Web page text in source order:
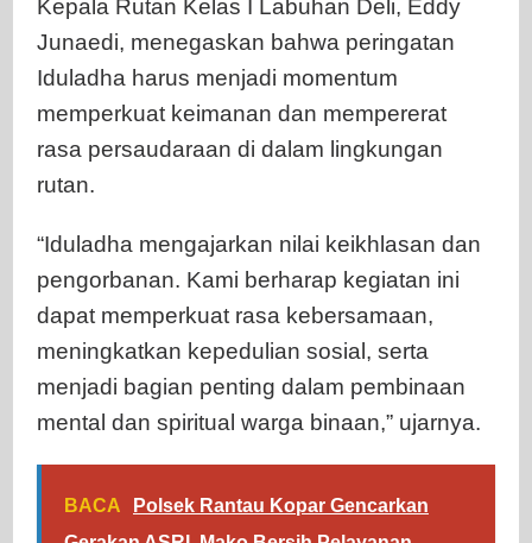
Kepala Rutan Kelas I Labuhan Deli, Eddy
Junaedi, menegaskan bahwa peringatan
Iduladha harus menjadi momentum
memperkuat keimanan dan mempererat
rasa persaudaraan di dalam lingkungan
rutan.
“Iduladha mengajarkan nilai keikhlasan dan
pengorbanan. Kami berharap kegiatan ini
dapat memperkuat rasa kebersamaan,
meningkatkan kepedulian sosial, serta
menjadi bagian penting dalam pembinaan
mental dan spiritual warga binaan,” ujarnya.
BACA
Polsek Rantau Kopar Gencarkan